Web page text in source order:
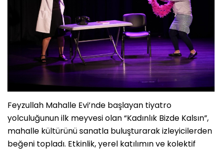
Feyzullah Mahalle Evi’nde başlayan tiyatro
yolculuğunun ilk meyvesi olan “Kadınlık Bizde Kalsın”,
mahalle kültürünü sanatla buluşturarak izleyicilerden
beğeni topladı. Etkinlik, yerel katılımın ve kolektif